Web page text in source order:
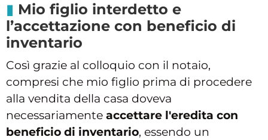
Mio figlio interdetto e
l’accettazione con beneficio di
inventario
Così grazie al colloquio con il notaio,
compresi che mio figlio prima di procedere
alla vendita della casa doveva
necessariamente accettare l'eredita con
beneficio di inventario, essendo un